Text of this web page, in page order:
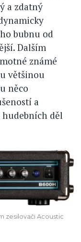
a zdatný
bubnu od
Dalším
známé
většinou
něco
a
děl
zesilovači Acoustic